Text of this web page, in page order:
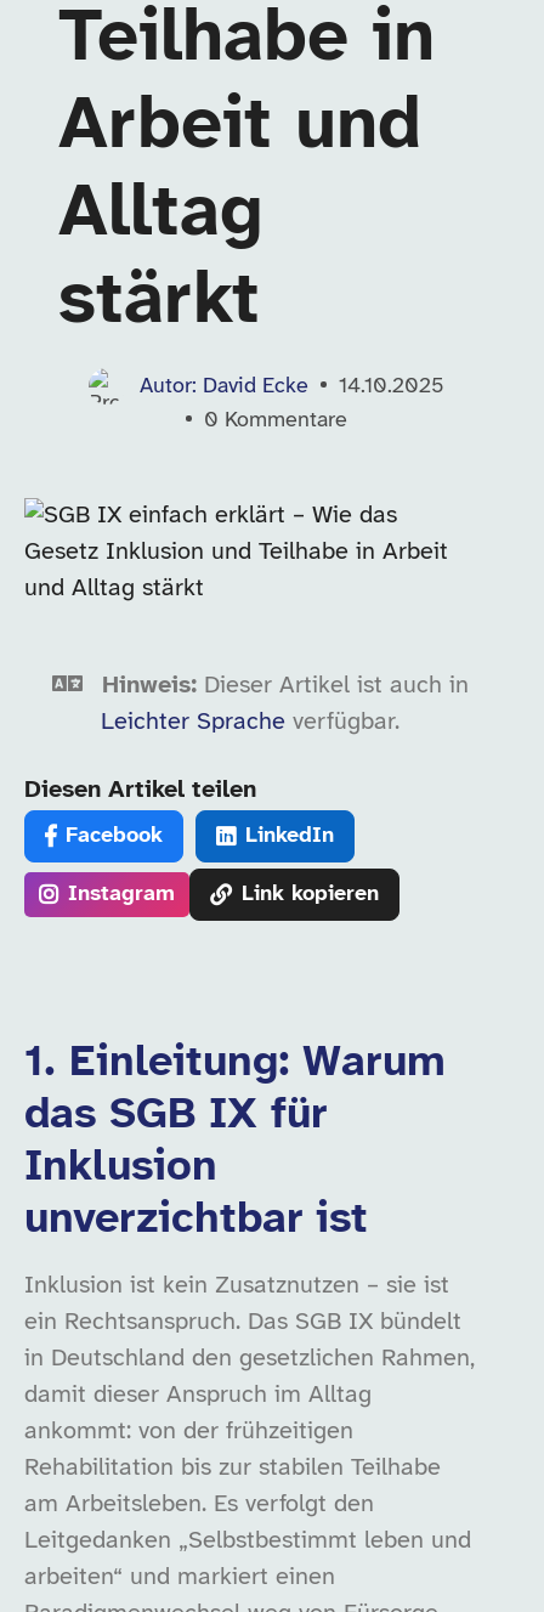
Teilhabe in
Arbeit und
Alltag
stärkt
Autor: David Ecke
14.10.2025
0 Kommentare
Hinweis: Dieser Artikel ist auch in
Leichter Sprache verfügbar.
Diesen Artikel teilen
Facebook LinkedIn
Instagram Link kopieren
1. Einleitung: Warum
das SGB IX für
Inklusion
unverzichtbar ist
Inklusion ist kein Zusatznutzen – sie ist
ein Rechtsanspruch. Das SGB IX bündelt
in Deutschland den gesetzlichen Rahmen,
damit dieser Anspruch im Alltag
ankommt: von der frühzeitigen
Rehabilitation bis zur stabilen Teilhabe
am Arbeitsleben. Es verfolgt den
Leitgedanken „Selbstbestimmt leben und
arbeiten“ und markiert einen